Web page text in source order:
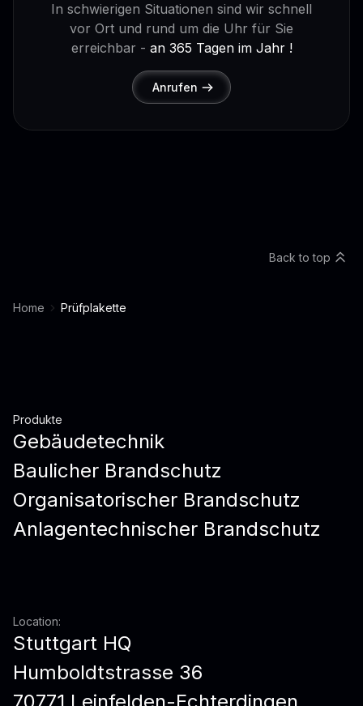
In schwierigen Situationen sind wir schnell
vor Ort und rund um die Uhr für Sie
erreichbar - an 365 Tagen im Jahr !
Anrufen
Home Prüfplakette
Back to top
Produkte
Gebäudetechnik
Baulicher Brandschutz
Organisatorischer Brandschutz
Anlagentechnischer Brandschutz
Location:
Stuttgart HQ
Humboldtstrasse 36